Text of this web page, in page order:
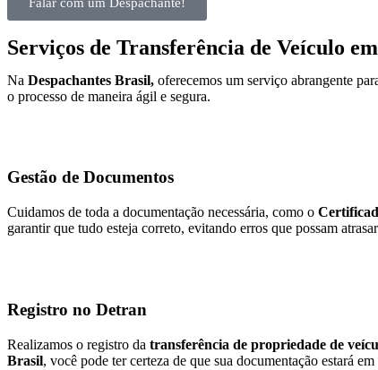
Serviços de Transferência de Veículo
Na Despachantes Brasil, oferecemos um serviço abrangente
o processo de maneira ágil e segura.
Gestão de Documentos
Cuidamos de toda a documentação necessária, como o
garantir que tudo esteja correto, evitando erros que possam
Registro no Detran
Realizamos o registro da transferência de propriedade de
Brasil, você pode ter certeza de que sua documentação estará